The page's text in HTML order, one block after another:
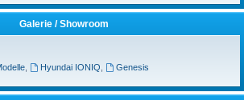
Galerie / Showroom
, Hyundai IONIQ
Genesis